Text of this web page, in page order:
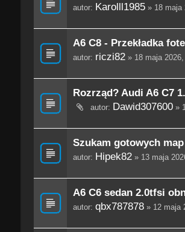
autor: Karolll1985» 18 maja
A6 C8 - Przekładka
autor: riczi82» 18 maja 2026,
Rozrząd? Audi A6 C7
autor: Dawid307600»
Szukam gotowych
autor: Hipek82» 13 maja
A6 C6 sedan 2.0tfsi
autor: qbx787878» 12 maja